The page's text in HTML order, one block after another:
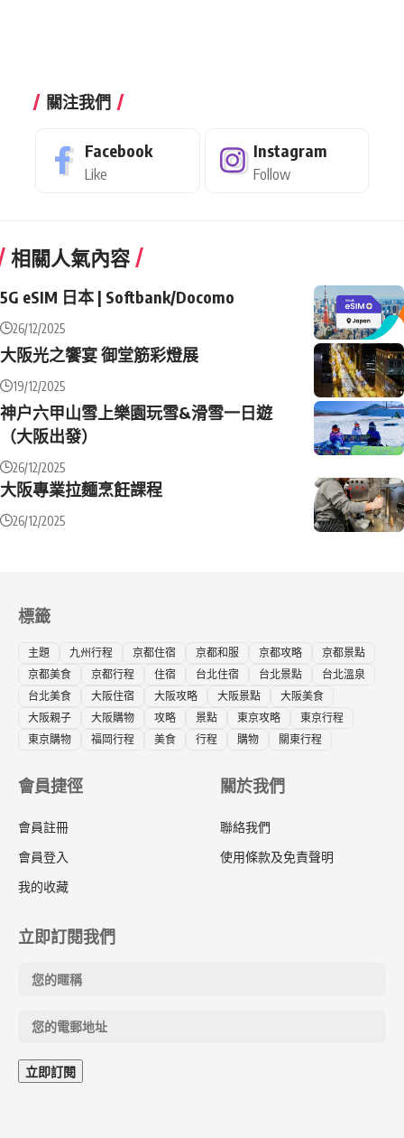
關注我們
Facebook
Like
Instagram
Follow
相關人氣內容
5G eSIM 日本 | Softbank/Docomo
26/12/2025
大阪光之饗宴 御堂筋彩燈展
19/12/2025
神户六甲山雪上樂園玩雪&滑雪一日遊
（大阪出發）
26/12/2025
大阪專業拉麵烹飪課程
26/12/2025
標籤
主題 九州行程 京都住宿 京都和服 京都攻略
京都景點
京都美食
京都行程 住宿 台北住宿 台北景點
台北溫泉
台北美食
大阪住宿 大阪攻略 大阪景點
大阪美食
大阪親子
大阪購物 攻略 景點 東京攻略
東京行程
東京購物
福岡行程 美食 行程 購物 關東行程
會員捷徑
會員註冊
會員登入
我的收藏
關於我們
聯絡我們
使用條款及免責聲明
立即訂閱我們